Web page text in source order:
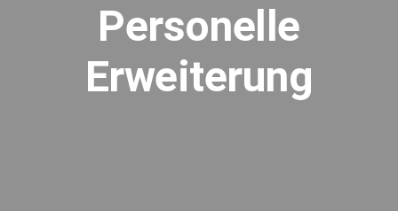
Personelle
Erweiterung